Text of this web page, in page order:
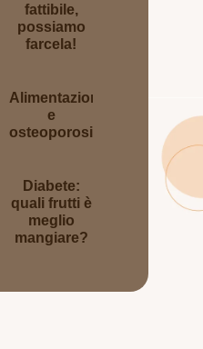
fattibile,
possiamo
farcela!
Alimentazione
e
osteoporosi
Diabete:
quali frutti è
meglio
mangiare?